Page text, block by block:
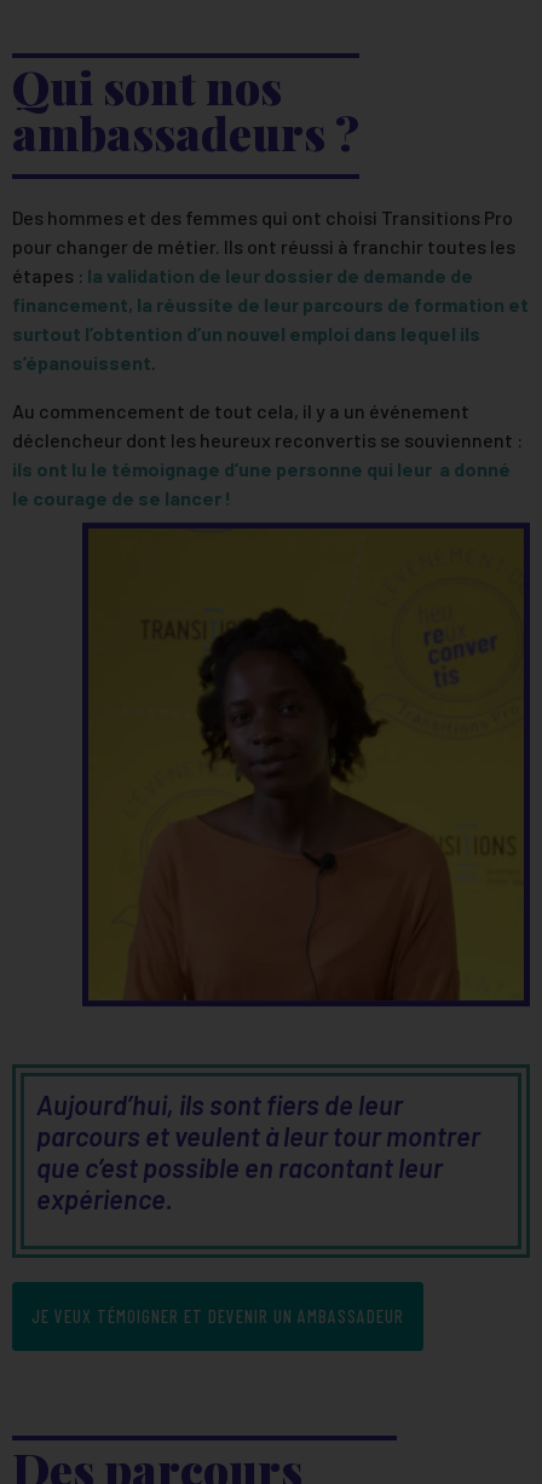
Qui sont nos
ambassadeurs ?
Des hommes et des femmes qui ont choisi Transitions Pro
pour changer de métier. Ils ont réussi à franchir toutes les
étapes : la validation de leur dossier de demande de
financement, la réussite de leur parcours de formation et
surtout l’obtention d’un nouvel emploi dans lequel ils
s’épanouissent.
Au commencement de tout cela, il y a un événement
déclencheur dont les heureux reconvertis se souviennent :
ils ont lu le témoignage d’une personne qui leur a donné
le courage de se lancer !
Aujourd’hui, ils sont fiers de leur
parcours et veulent à leur tour montrer
que c’est possible en racontant leur
expérience.
JE VEUX TÉMOIGNER ET DEVENIR UN AMBASSADEUR
Des parcours